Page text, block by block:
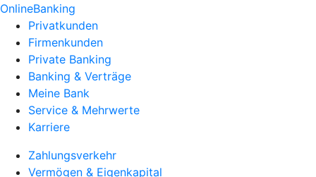
OnlineBanking
Privatkunden
Firmenkunden
Private Banking
Banking & Verträge
Meine Bank
Service & Mehrwerte
Karriere
Zahlungsverkehr
Vermögen & Eigenkapital